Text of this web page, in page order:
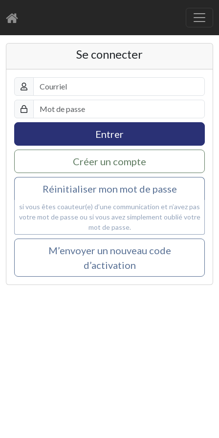
Se connecter
Entrer
Créer un compte
Réinitialiser mon mot de passe
si vous êtes coauteur(e) d’une communication et n’avez pas
votre mot de passe ou si vous avez simplement oublié votre
mot de passe.
M’envoyer un nouveau code
d’activation